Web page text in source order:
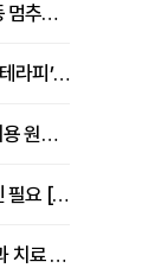
팔 들기 어려운 오십견, 통증 줄었다고 운동 멈추면 안 되는 이유 [이병욱 원장 칼럼]
리엔에이치, 암경험자 대상 ‘RE:CAN 푸드테라피’ 운영
허리 MRI는 정상인데 계속 아픈 이유 [차기용 원장 칼럼]
휴가철 건강검진, 금식·복용약 등 사전 확인 필요 [정도감 원장 칼럼]
손 저림 반복된다면 손목터널증후군 진단과 치료 시기 살펴야 [김동현 원장 칼럼]